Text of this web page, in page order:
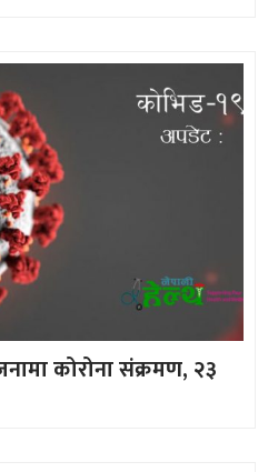
कोरोना संक्रमण, २३